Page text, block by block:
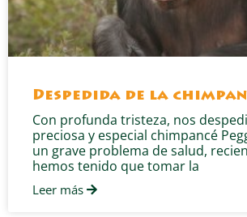
Despedida de la
Con profunda tristeza, nos
preciosa y especial chimpancé
un grave problema de salud,
hemos tenido que tomar la
Leer más